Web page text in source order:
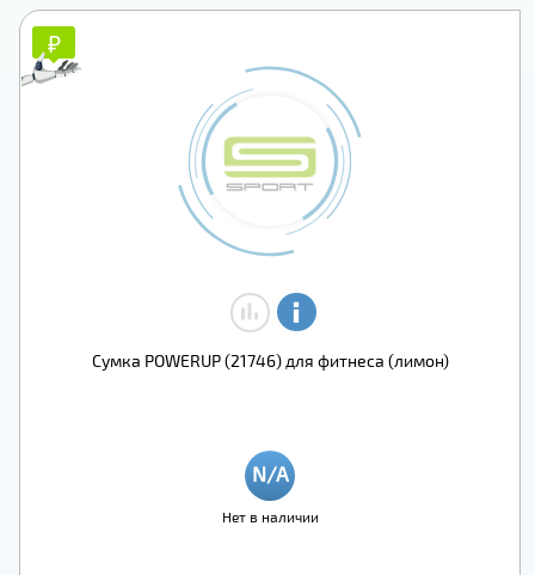
₽
₽
Сумка POWERUP (21746) для фитнеса (лимон)
Нет в наличии